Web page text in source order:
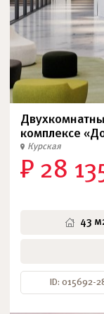
комплексе
Курская
₽ 28
43
ID: 015692-